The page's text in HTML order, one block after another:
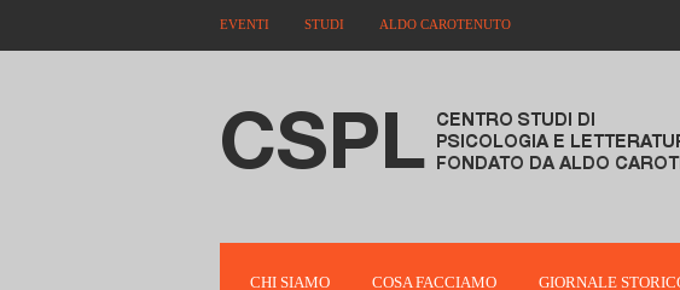
EVENTI STUDI ALDO CAROTENUTO
CHI SIAMO COSA FACCIAMO GIORNALE